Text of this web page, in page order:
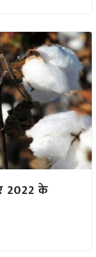
2022 के